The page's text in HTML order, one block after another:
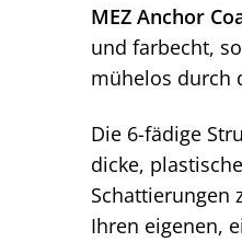
MEZ Anchor
und farbecht,
mühelos durch
Die 6-fädige
dicke,
Schattierungen
Ihren eigenen,